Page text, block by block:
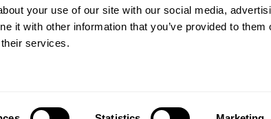
your use of our site with our social media,
it with other information that you’ve provided to them
services.
ألعاب الذكاء
ألعاب اون لاين من آجل الذاكرة